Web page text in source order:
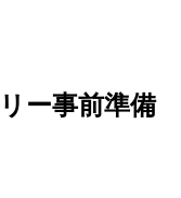
ー事前準備